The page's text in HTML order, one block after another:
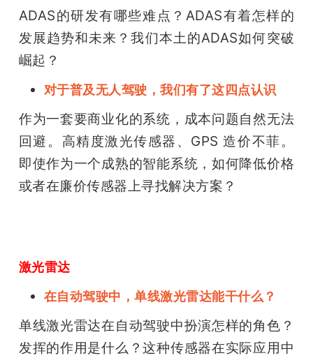
ADAS的研发有哪些难点？ADAS有着怎样的
发展趋势和未来？我们本土的ADAS如何突破
崛起？
对于普及无人驾驶，我们有了这四点认识
作为一套要商业化的系统，成本问题自然无法
回避。高精度激光传感器、GPS 造价不菲。
即使作为一个成熟的智能系统，如何降低价格
或者在廉价传感器上寻找解决方案？
激光雷达
在自动驾驶中，单线激光雷达能干什么？
单线激光雷达在自动驾驶中扮演怎样的角色？
发挥的作用是什么？这种传感器在实际应用中